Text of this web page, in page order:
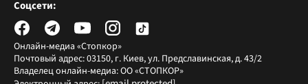
Онлайн-медиа «Стопкор»
Почтовый адрес: 03150, г. Киев, ул. Предславинская, д. 43/2
Владелец онлайн-медиа: ОО «СТОПКОР»
Редакция СтопКора
Журналисты-расследователи
Соцсети: